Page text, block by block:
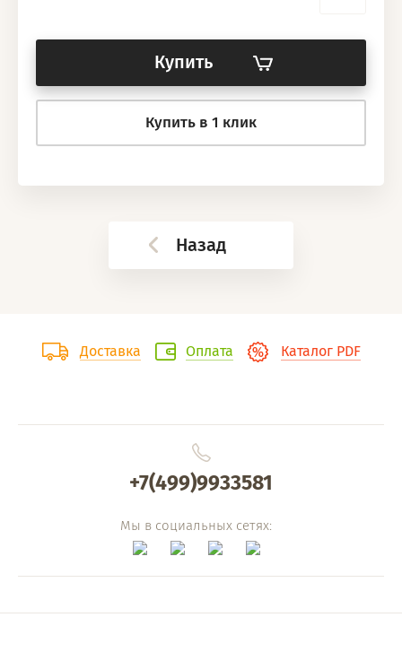
Купить
Купить в 1 клик
Назад
Доставка Оплата Каталог PDF
+7(499)9933581
Мы в социальных сетях: